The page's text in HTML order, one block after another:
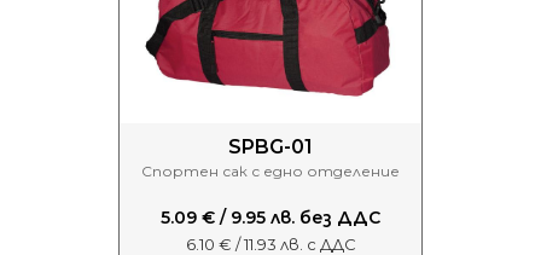
SPBG-01
Спортен сак с едно отделение
5.09 € / 9.95 лв. без ДДС
6.10 € / 11.93 лв. с ДДС